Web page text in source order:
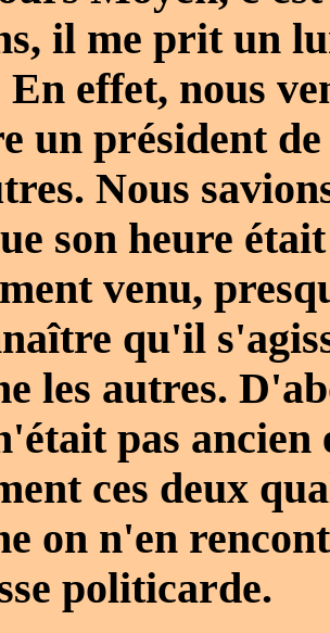
il me prit un
effet, nous
un président
Nous
son heure
venu,
qu'il
les autres.
pas ancien
ces deux
on n'en
politicarde.